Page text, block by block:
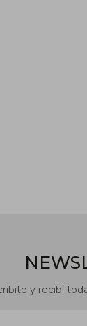
y recibí